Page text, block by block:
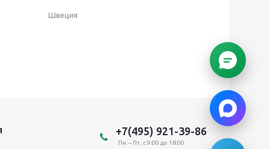
Швеция
+7(495) 921-39-86
Пн. – Пт.: с 9:00 до 18:00